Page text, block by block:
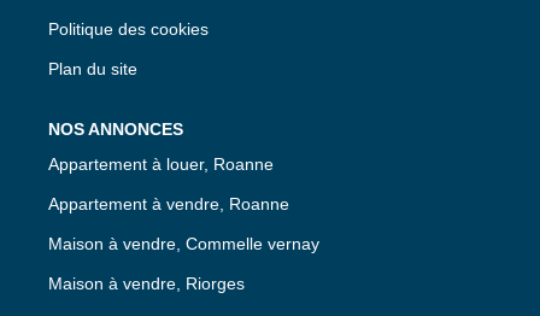
Politique des cookies
Plan du site
NOS ANNONCES
Appartement à louer, Roanne
Appartement à vendre, Roanne
Maison à vendre, Commelle vernay
Maison à vendre, Riorges